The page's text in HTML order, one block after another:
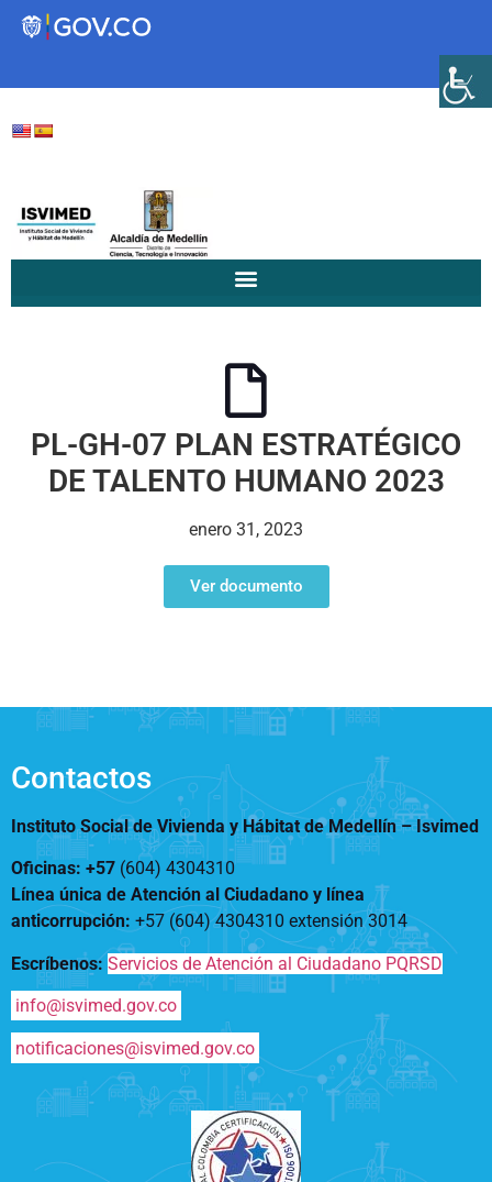
Transparencia
Participa
Hábitat de Medellín
Servicios
Mejoramiento de
Vivienda
Vivienda Nueva
Acompañamiento Social
Notificaciones
Directorio de servidores
Encuesta de Percepción
A+ A A-
Tamaño de la
fuente
Contraste
Centro de relevo
Más Información sobre Accesibilidad
PL-GH-07 PLAN ESTRATÉGICO
DE TALENTO HUMANO 2023
enero 31, 2023
Ver documento
Contactos
Instituto Social de Vivienda y Hábitat de Medellín –Isvimed
Oficinas: +57 (604) 4304310
Línea única de Atención al Ciudadano y línea
anticorrupción: +57 (604) 4304310 extensión3014
Escríbenos: Servicios de Atención al Ciudadano PQRSD
info@isvimed.gov.co
notificaciones@isvimed.gov.co